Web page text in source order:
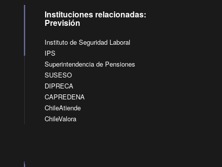
Instituciones relacionadas:
Previsión
Instituto de Seguridad Laboral
IPS
Superintendencia de Pensiones
SUSESO
DIPRECA
CAPREDENA
ChileAtiende
ChileValora